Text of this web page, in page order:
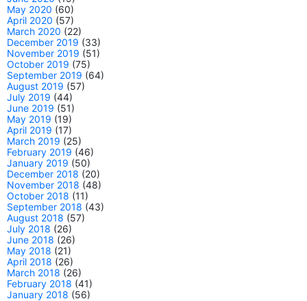
May 2020 (60)
April 2020 (57)
March 2020 (22)
December 2019 (33)
November 2019 (51)
October 2019 (75)
September 2019 (64)
August 2019 (57)
July 2019 (44)
June 2019 (51)
May 2019 (19)
April 2019 (17)
March 2019 (25)
February 2019 (46)
January 2019 (50)
December 2018 (20)
November 2018 (48)
October 2018 (11)
September 2018 (43)
August 2018 (57)
July 2018 (26)
June 2018 (26)
May 2018 (21)
April 2018 (26)
March 2018 (26)
February 2018 (41)
January 2018 (56)